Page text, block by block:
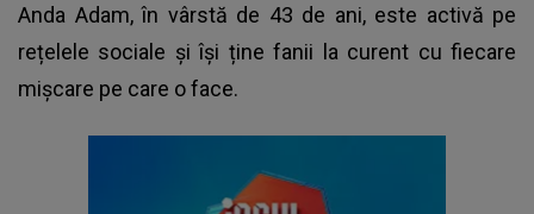
Anda Adam, în vârstă de 43 de ani, este activă pe
rețelele sociale și își ține fanii la curent cu fiecare
mișcare pe care o face.